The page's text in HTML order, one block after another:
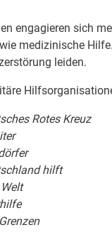
engagieren sich
medizinische
leiden.
Rotes Kreuz
hilft